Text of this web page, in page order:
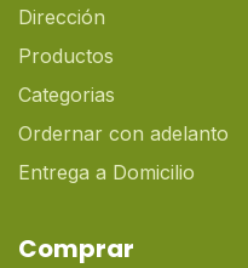
Dirección
Productos
Categorias
Ordernar con adelanto
Entrega a Domicilio
Comprar